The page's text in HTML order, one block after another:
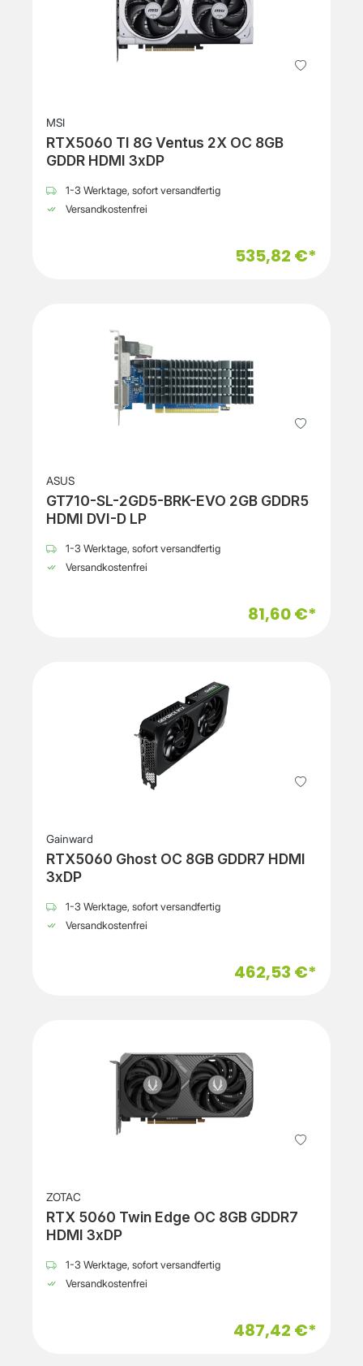
MSI
RTX5060 TI 8G Ventus 2X OC 8GB
GDDR HDMI 3xDP
1-3 Werktage, sofort versandfertig
Versandkostenfrei
535,82 €*
ASUS
GT710-SL-2GD5-BRK-EVO 2GB GDDR5
HDMI DVI-D LP
1-3 Werktage, sofort versandfertig
Versandkostenfrei
81,60 €*
Gainward
RTX5060 Ghost OC 8GB GDDR7 HDMI
3xDP
1-3 Werktage, sofort versandfertig
Versandkostenfrei
462,53 €*
ZOTAC
RTX 5060 Twin Edge OC 8GB GDDR7
HDMI 3xDP
1-3 Werktage, sofort versandfertig
Versandkostenfrei
487,42 €*